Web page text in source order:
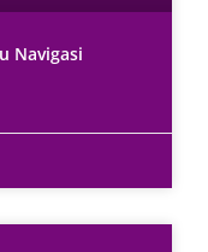
Navigasi